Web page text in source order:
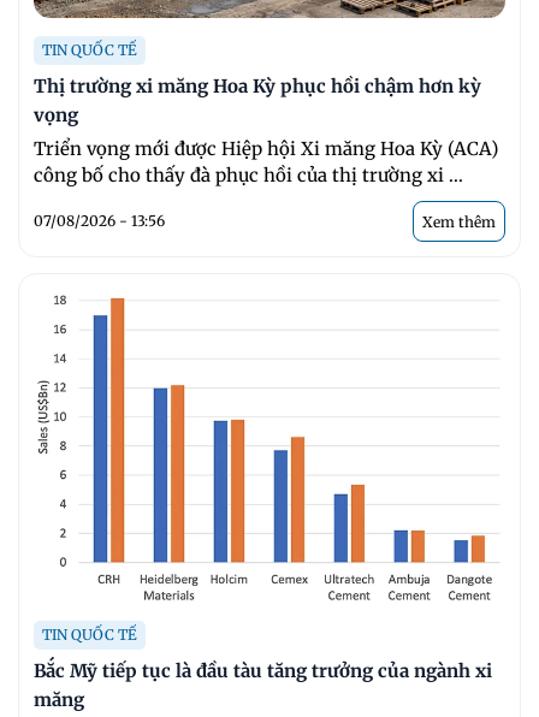
TIN QUỐC TẾ
Thị trường xi măng Hoa Kỳ phục hồi chậm hơn kỳ
vọng
Triển vọng mới được Hiệp hội Xi măng Hoa Kỳ (ACA)
công bố cho thấy đà phục hồi của thị trường xi ...
07/08/2026 - 13:56 Xem thêm
TIN QUỐC TẾ
Bắc Mỹ tiếp tục là đầu tàu tăng trưởng của ngành xi
măng